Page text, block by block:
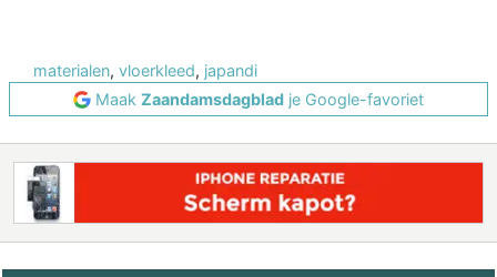
materialen, vloerkleed, japandi
Maak Zaandamsdagblad je Google-favoriet